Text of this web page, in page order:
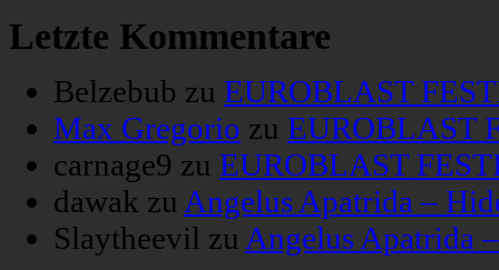
Letzte Kommentare
Belzebub zu EUROBLAST
Max Gregorio zu EUROBLAST
carnage9 zu EUROBLAST
dawak zu Angelus Apatrida –
Slaytheevil zu Angelus Apatrida